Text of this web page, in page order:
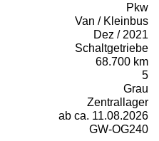
Pkw
Van / Kleinbus
Dez / 2021
Schaltgetriebe
68.700 km
5
Grau
Zentrallager
ab ca. 11.08.2026
GW-OG240